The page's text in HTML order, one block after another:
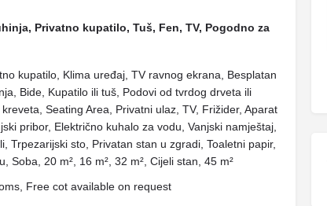
Privatno kupatilo, Tuš, Fen, TV, Pogodno za
kupatilo, Klima uređaj, TV ravnog ekrana, Besplatan
Bide, Kupatilo ili tuš, Podovi od tvrdog drveta ili
Seating Area, Privatni ulaz, TV, Frižider, Aparat
pribor, Električno kuhalo za vodu, Vanjski namještaj,
Trpezarijski sto, Privatan stan u zgradi, Toaletni papir,
Soba, 20 m², 16 m², 32 m², Cijeli stan, 45 m²
Free cot available on request